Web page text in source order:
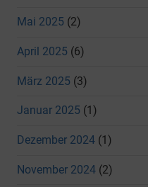
Mai 2025 (2)
April 2025 (6)
März 2025 (3)
Januar 2025 (1)
Dezember 2024 (1)
November 2024 (2)